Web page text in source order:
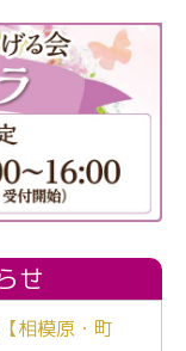
せ
相模原・町